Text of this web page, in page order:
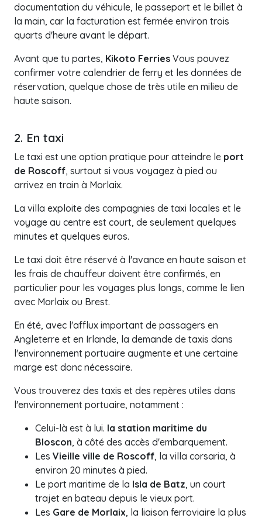
documentation du véhicule, le passeport et le billet à
la main, car la facturation est fermée environ trois
quarts d'heure avant le départ.
Avant que tu partes, Kikoto Ferries Vous pouvez
confirmer votre calendrier de ferry et les données de
réservation, quelque chose de très utile en milieu de
haute saison.
2. En taxi
Le taxi est une option pratique pour atteindre le port
de Roscoff, surtout si vous voyagez à pied ou
arrivez en train à Morlaix.
La villa exploite des compagnies de taxi locales et le
voyage au centre est court, de seulement quelques
minutes et quelques euros.
Le taxi doit être réservé à l'avance en haute saison et
les frais de chauffeur doivent être confirmés, en
particulier pour les voyages plus longs, comme le lien
avec Morlaix ou Brest.
En été, avec l'afflux important de passagers en
Angleterre et en Irlande, la demande de taxis dans
l'environnement portuaire augmente et une certaine
marge est donc nécessaire.
Vous trouverez des taxis et des repères utiles dans
l'environnement portuaire, notamment :
Celui-là est à lui. la station maritime du
Bloscon, à côté des accès d'embarquement.
Les Vieille ville de Roscoff, la villa corsaria, à
environ 20 minutes à pied.
Le port maritime de la Isla de Batz, un court
trajet en bateau depuis le vieux port.
Les Gare de Morlaix, la liaison ferroviaire la plus